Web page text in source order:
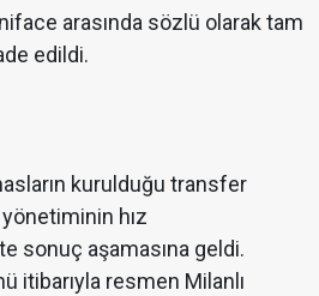
arasında sözlü olarak tam
edildi.
kurulduğu transfer
hız
sonuç aşamasına geldi.
itibarıyla resmen Milanlı